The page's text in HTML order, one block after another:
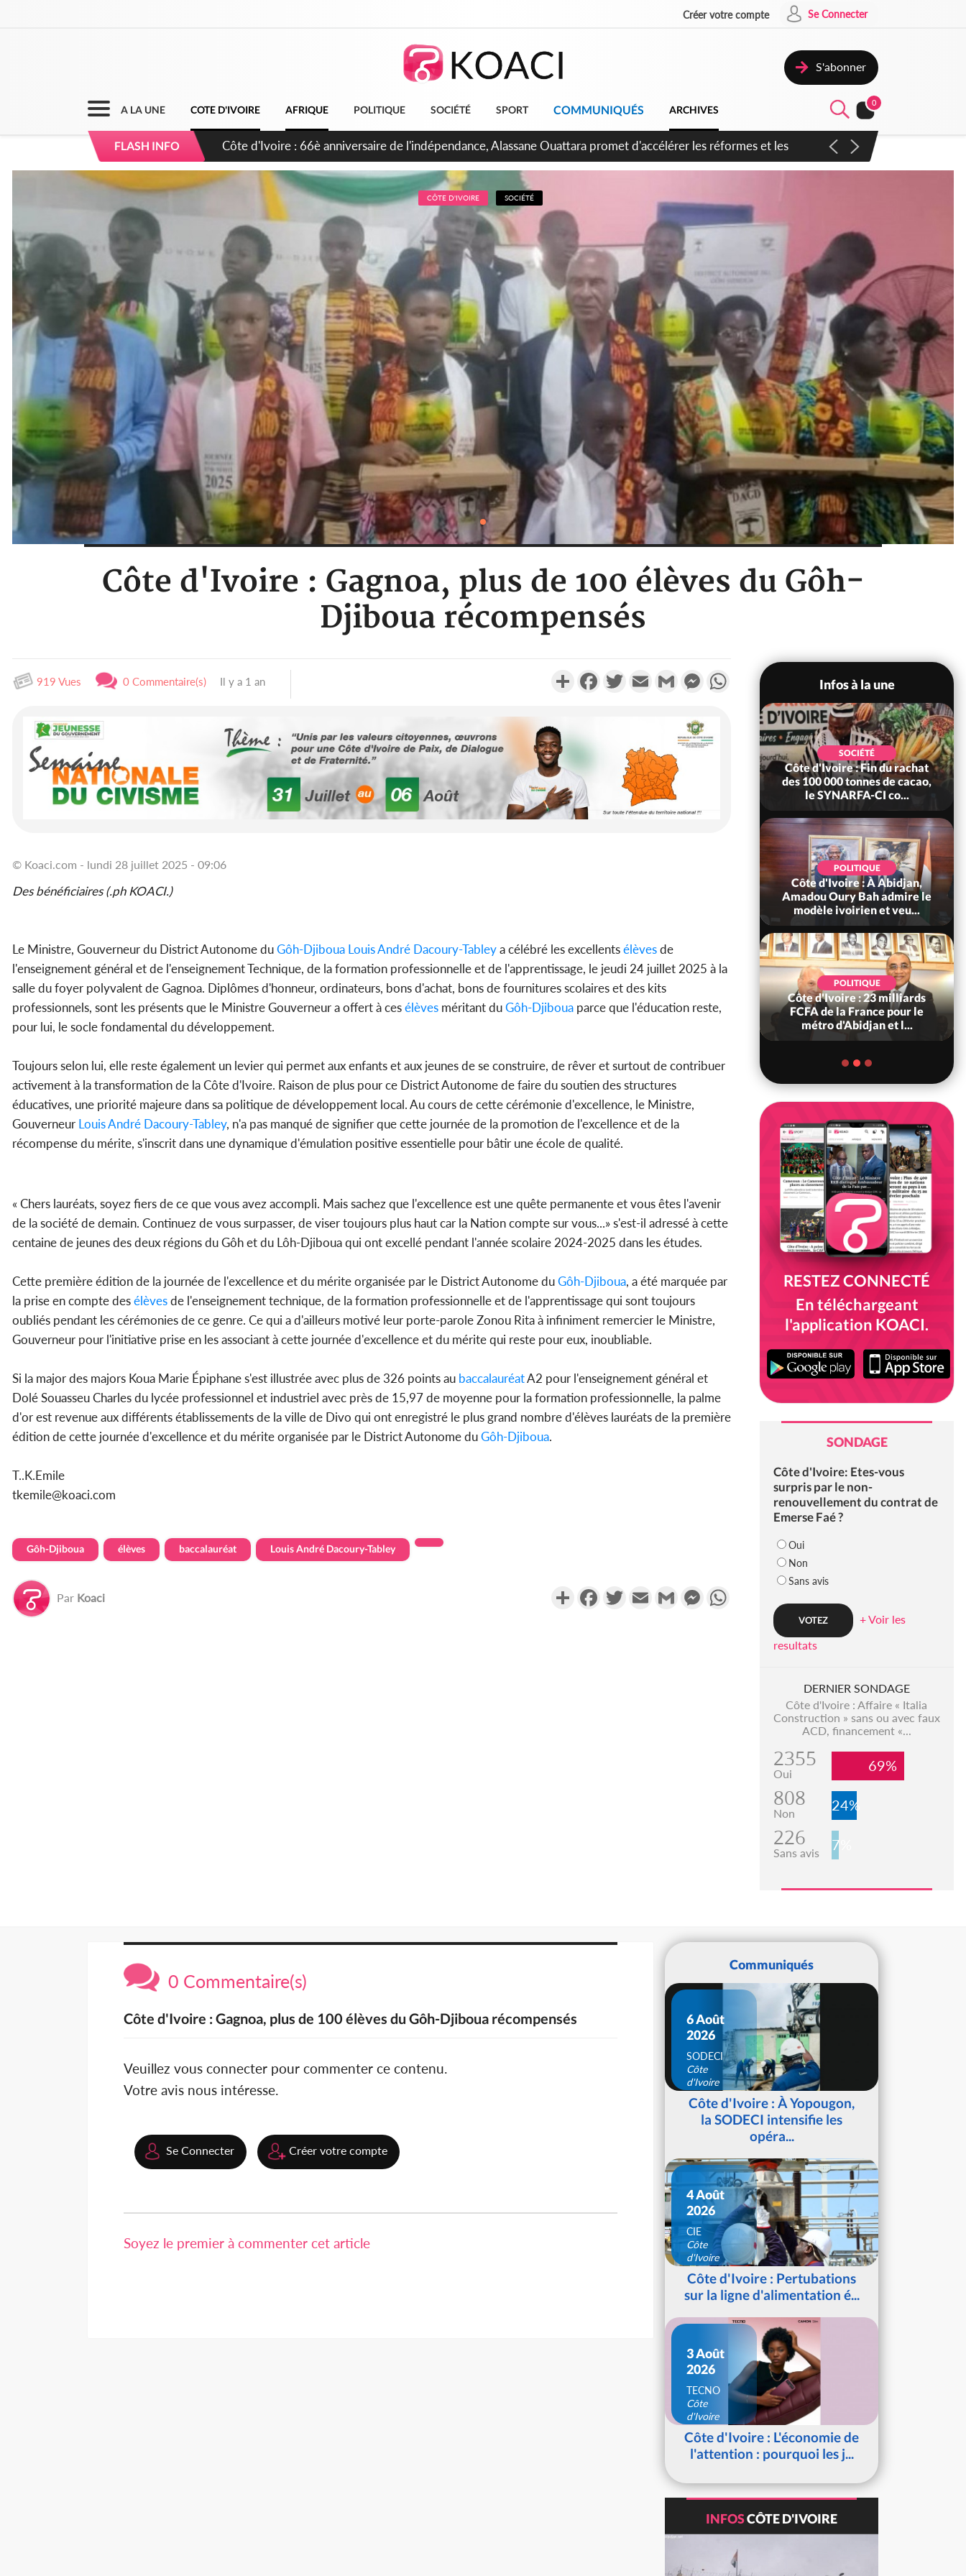
Créer votre compte Se Connecter
S'abonner
A LA UNE COTE D'IVOIRE AFRIQUE POLITIQUE SOCIÉTÉ SPORT COMMUNIQUÉS ARCHIVES
0
FLASH INFO
Côte d'Ivoire : À Abidjan, Amadou Oury Bah admire le modèle ivoirien et veut s'en inspirer pour accélérer le
développement de la Guinée
CÔTE D'IVOIRE SOCIÉTÉ
Côte d'Ivoire : Gagnoa, plus de 100 élèves du Gôh-
Djiboua récompensés
919 Vues 0 Commentaire(s) Il y a 1 an PartagerFacebookTwitterEmail Gmail MessengerWhatsApp
© Koaci.com - lundi 28 juillet 2025 - 09:06
Des bénéficiaires (.ph KOACI.)
Le Ministre, Gouverneur du District Autonome duGôh-Djiboua Louis André Dacoury-Tableya célébré les excellentsélèvesde
l'enseignement général et de l'enseignement Technique, de la formation professionnelle et de l'apprentissage, le jeudi 24 juillet 2025 à la
salle du foyer polyvalent de Gagnoa. Diplômes d'honneur, ordinateurs, bons d'achat, bons de fournitures scolaires et des kits
professionnels, sont les présents que le Ministre Gouverneur a offert à cesélèves méritant duGôh-Djiboua parce que l'éducation reste,
pour lui, le socle fondamental du développement.
Toujours selon lui, elle reste également un levier qui permet aux enfants et aux jeunes de se construire, de rêver et surtout de contribuer
activement à la transformation de la Côte d'Ivoire. Raison de plus pour ce District Autonome de faire du soutien des structures
éducatives, une priorité majeure dans sa politique de développement local. Au cours de cette cérémonie d'excellence, le Ministre,
Gouverneur Louis André Dacoury-Tabley, n'a pas manqué de signifier que cette journée de la promotion de l'excellence et de la
récompense du mérite, s'inscrit dans une dynamique d'émulation positive essentielle pour bâtir une école de qualité.
« Chers lauréats, soyez fiers de ce que vous avez accompli. Mais sachez que l'excellence est une quête permanente et vous êtes l'avenir
de la société de demain. Continuez de vous surpasser, de viser toujours plus haut car la Nation compte sur vous...» s'est-il adressé à cette
centaine de jeunes des deux régions du Gôh et du Lôh-Djiboua qui ont excellé pendant l'année scolaire 2024-2025 dans les études.
Cette première édition de la journée de l'excellence et du mérite organisée par le District Autonome duGôh-Djiboua, a été marquée par
la prise en compte desélèvesde l'enseignement technique, de la formation professionnelle et de l'apprentissage qui sont toujours
oubliés pendant les cérémonies de ce genre. Ce qui a d'ailleurs motivé leur porte-parole Zonou Rita à infiniment remercier le Ministre,
Gouverneur pour l'initiative prise en les associant à cette journée d'excellence et du mérite qui reste pour eux, inoubliable.
Si la major des majors Koua Marie Épiphane s'est illustrée avec plus de 326 points au baccalauréatA2 pour l'enseignement général et
Dolé Souasseu Charles du lycée professionnel et industriel avec près de 15,97 de moyenne pour la formation professionnelle, la palme
d'or est revenue aux différents établissements de la ville de Divo qui ont enregistré le plus grand nombre d'élèves lauréats de la première
édition de cette journée d'excellence et du mérite organisée par le District Autonome duGôh-Djiboua.
T..K.Emile
tkemile@koaci.com
Gôh-Djiboua élèves baccalauréat Louis André Dacoury-Tabley
Par Koaci PartagerFacebookTwitterEmail Gmail Messenger
Infos à la une
POLITIQUE
Côte d'Ivoire : Fête nationale,
Alassane Ouattara accorde
la grâce à 4 661...
POLITIQUE
Côte d'Ivoire : Décrispation ?
Mamadou Traoré ex
SOCIÉTÉ
Côte d'Ivoire : Fin du rachat
des 100 000 tonnes de cacao,
le SYNARFA-CI co...
POLITIQUE
Côte d'Ivoire : À Abidjan,
Amadou Oury Bah admire le
modèle ivoirien et veu...
POLITIQUE
Côte d'Ivoire : 23 milliards
FCFA de la France pour le
métro d'Abidjan et l...
RESTEZ CONNECTÉ
En téléchargeant
l'application KOACI.
SONDAGE
Côte d'Ivoire: Etes-vous
surpris par le non-
renouvellement du contrat de
Emerse Faé ?
Oui
Non
Sans avis
+ Voir les
resultats
DERNIER SONDAGE
Côte d'Ivoire : Affaire « Italia
Construction » sans ou avec faux
ACD, financement «...
2355
Oui 69%
808
Non 24%
226
Sans avis 7%
0 Commentaire(s)
Côte d'Ivoire : Gagnoa, plus de 100 élèves du Gôh-Djiboua récompensés
Veuillez vous connecter pour commenter ce contenu.
Votre avis nous intéresse.
Se Connecter Créer votre compte
Soyez le premier à commenter cet article
Communiqués
6 Août
2026
SODECI
Côte
d'Ivoire
Côte d'Ivoire : À Yopougon,
la SODECI intensifie les
opéra...
4 Août
2026
CIE
Côte
d'Ivoire
Côte d'Ivoire : Pertubations
sur la ligne d'alimentation é...
3 Août
2026
TECNO
Côte
d'Ivoire
Côte d'Ivoire : L'économie de
l'attention : pourquoi les j...
INFOSCÔTE D'IVOIRE